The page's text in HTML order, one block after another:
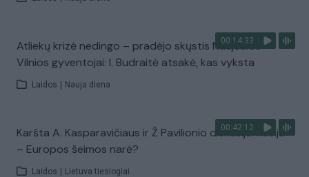
00:14:33
Atliekų krizė nedingo – pradėjo skųstis Naujosios
Vilnios gyventojai: I. Budraitė atsakė, kas vyksta
Laidos Nauja diena
00:42:12
Karšta A. Kasparavičiaus ir Ž Pavilionio diskusija: Rusija
– Europos šeimos narė?
Laidos Lietuva tiesiogiai